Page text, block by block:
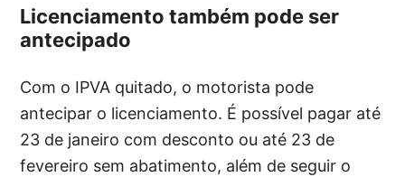
Licenciamento também pode ser
antecipado
Com o IPVA quitado, o motorista pode
antecipar o licenciamento. É possível pagar até
23 de janeiro com desconto ou até 23 de
fevereiro sem abatimento, além de seguir o